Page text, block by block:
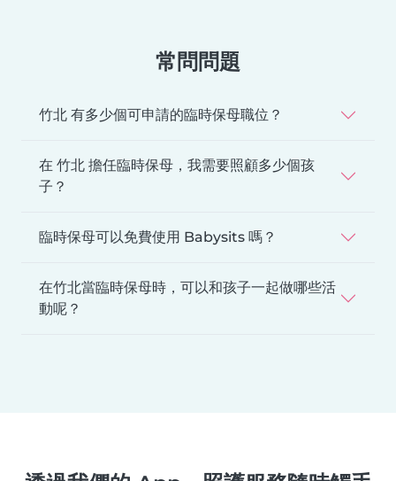
常問問題
竹北 有多少個可申請的臨時保母職位？
在 竹北 擔任臨時保母，我需要照顧多少個孩
子？
臨時保母可以免費使用 Babysits 嗎？
在竹北當臨時保母時，可以和孩子一起做哪些活
動呢？